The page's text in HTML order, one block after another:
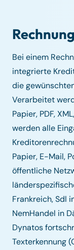
Bei einem
integrierte
die
Verarbeitet
Papier, PDF,
werden alle
Papier, E-Mail,
öffentliche
Frankreich, Sdl
NemHandel in
Dynatos
Texterkennung